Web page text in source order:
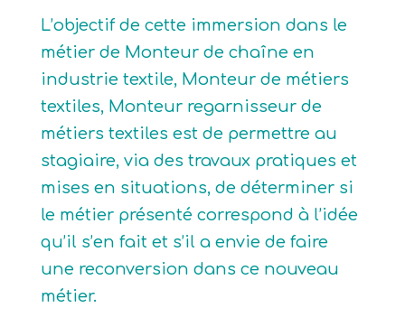
L’objectif de cette immersion dans le
métier de Monteur de chaîne en
industrie textile, Monteur de métiers
textiles, Monteur regarnisseur de
métiers textiles est de permettre au
stagiaire, via des travaux pratiques et
mises en situations, de déterminer si
le métier présenté correspond à l’idée
qu’il s’en fait et s’il a envie de faire
une reconversion dans ce nouveau
métier.